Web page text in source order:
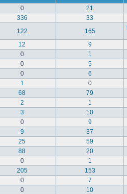
0
21
336
33
122 165
12
9
0
1
0
5
0
6
1
0
68
79
2
1
3
10
0
9
9
37
25
59
88
20
0
1
205
153
0
7
0
10